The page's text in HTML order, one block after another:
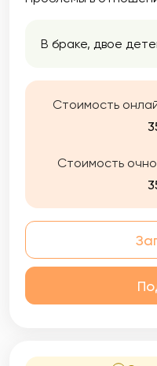
В браке, двое
Стоимость
Стоимость